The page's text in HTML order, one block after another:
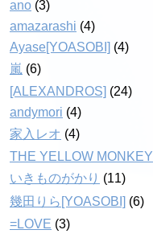
ano (3)
amazarashi (4)
Ayase[YOASOBI] (4)
嵐 (6)
[ALEXANDROS] (24)
andymori (4)
家入レオ (4)
THE YELLOW MONKEY
いきものがかり (11)
幾田りら[YOASOBI] (6)
=LOVE (3)